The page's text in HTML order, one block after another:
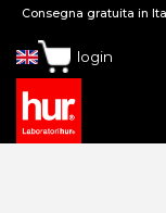
Consegna gratuita in
login